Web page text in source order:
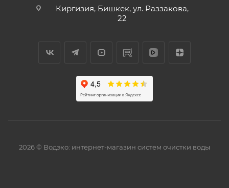
Киргизия, Бишкек, ул. Раззакова,
22
2026 © Водэко: интернет-магазин систем очистки воды